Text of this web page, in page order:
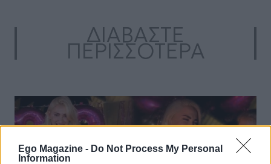
Ego Magazine - Do Not Process My Personal
Information
ΔΙΑΒΑΣΤΕ
ΠΕΡΙΣΣΟΤΕΡΑ